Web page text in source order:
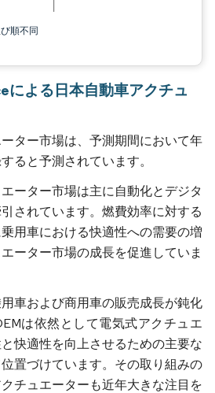
順不同
よる日本自動車アクチュ
ター市場は、予測期間において年
ると予測されています。
ーター市場は主に自動化とデジタ
されています。燃費効率に対する
用車における快適性への需要の増
ーター市場の成長を促進していま
車および商用車の販売成長が鈍化
は依然として電気式アクチュエ
快適性を向上させるための主要な
置づけています。その取り組みの
チュエーターも近年大きな注目を